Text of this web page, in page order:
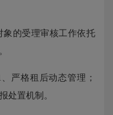
的受理审核工作依托
格租后动态管理；
处置机制。